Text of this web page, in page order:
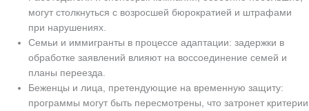
могут столкнуться с возросшей бюрократией и штрафами
при нарушениях.
Семьи и иммигранты в процессе адаптации: задержки в
обработке заявлений влияют на воссоединение семей и
планы переезда.
Беженцы и лица, претендующие на временную защиту:
программы могут быть пересмотрены, что затронет критерии